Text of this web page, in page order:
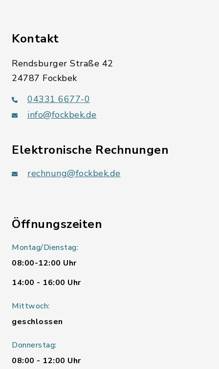
Kontakt
Rendsburger Straße 42
24787 Fockbek
04331 6677-0
info@fockbek.de
Elektronische Rechnungen
rechnung@fockbek.de
Öffnungszeiten
Montag/Dienstag:
08:00-12:00 Uhr
14:00 - 16:00 Uhr
Mittwoch:
geschlossen
Donnerstag:
08:00 - 12:00 Uhr